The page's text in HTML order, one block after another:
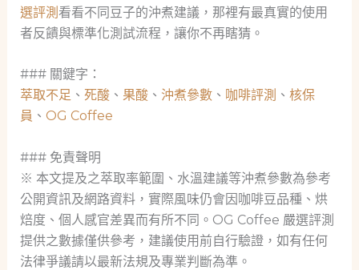
選評測 看看不同豆子的沖煮建議，那裡有最真實的使用
者反饋與標準化測試流程，讓你不再瞎猜。
### 關鍵字：
萃取不足 、 死酸、 果酸、 沖煮參數、 咖啡評測 、 核保
員 、 OG Coffee
### 免責聲明
※ 本文提及之萃取率範圍、水溫建議等沖煮參數為參考
公開資訊及網路資料，實際風味仍會因咖啡豆品種、烘
焙度、個人感官差異而有所不同。OG Coffee 嚴選評測
提供之數據僅供參考，建議使用前自行驗證，如有任何
法律爭議請以最新法規及專業判斷為準。